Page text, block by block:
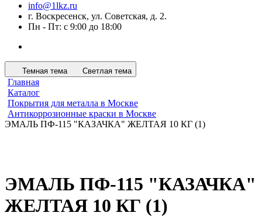
info@1lkz.ru
г. Воскресенск, ул. Советская, д. 2.
Пн - Пт: с 9:00 до 18:00
Темная тема Светлая тема
Главная
Каталог
Покрытия для металла в Москве
Антикоррозионные краски в Москве
ЭМАЛЬ ПФ-115 "КАЗАЧКА" ЖЕЛТАЯ 10 КГ (1)
ЭМАЛЬ ПФ-115 "КАЗАЧКА"
ЖЕЛТАЯ 10 КГ (1)